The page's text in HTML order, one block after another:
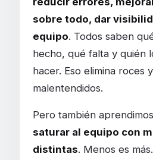
sobre todo, dar
equipo. Todos saben
hecho, qué falta y quién
hacer. Eso elimina roces y
malentendidos.
Pero también
saturar al equipo con
distintas. Menos es